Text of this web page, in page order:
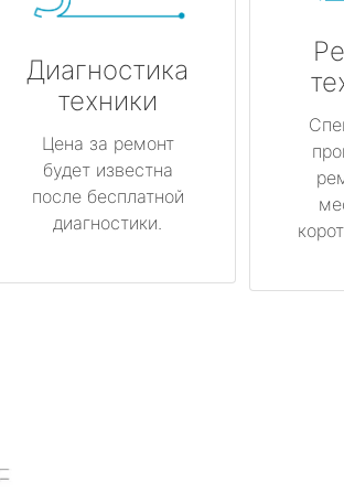
Диагностика
техники
Цена за ремонт
будет известна
после бесплатной
диагностики.